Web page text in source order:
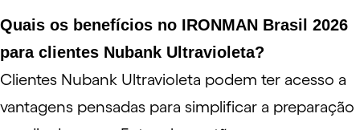
Quais os benefícios no IRONMAN Brasil 2026
para clientes Nubank Ultravioleta?
Clientes Nubank Ultravioleta podem ter acesso a
vantagens pensadas para simplificar a preparação